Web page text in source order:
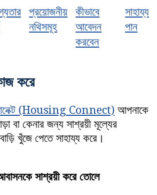
প্রয়োজনীয়
নথিসমূহ
কীভাবে
আবেদন
করবেন
সাহায্য
পান
করে
(Housing Connect) আপনাকে
বা কেনার জন্য সাশ্রয়ী মূল্যের
বাড়ি খুঁজে পেতে সাহায্য করে।
সাশ্রয়ী করে তোলে